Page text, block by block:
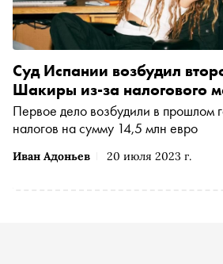
Иван Адоньев 20 июля 2023 г.
Суд Испании возбудил
Шакиры из-за налогового
Первое дело возбудили в прошлом
налогов на сумму 14,5 млн евро